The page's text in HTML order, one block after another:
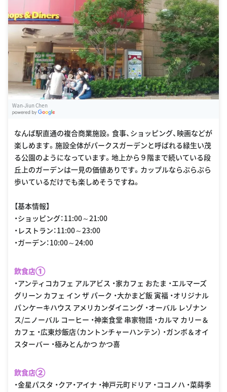
Wan-Jiun Chen
なんば駅直通の複合商業施設。食事、ショッピング、映画などが
楽しめます。施設全体がパークスガーデンと呼ばれる緑生い茂
る公園のようになっています。地上から９階まで続いている段
丘上のガーデンは一見の価値ありです。カップルならぷらぷら
歩いているだけでも楽しめそうですね。
【基本情報】
・ショッピング：11:00～21:00
・レストラン：11:00～23:00
・ガーデン：10:00～24:00
飲食店①
・アンティコカフェ アルアビス ・家カフェ おたま ・エルマーズ
グリーン カフェ イン ザ パーク ・大かまど飯 寅福 ・オリジナル
パンケーキハウス アメリカンダイニング ・オーバル レゾナン
ス/ニノーバル コーヒー ・神楽食堂 串家物語 ・カルマ カリー＆
カフェ ・広東炒飯店（カントンチャーハンテン） ・ガンボ＆オイ
スターバー ・極みとんかつ かつ喜
飲食店②
・金星パスタ ・クア・アイナ ・神戸元町ドリア ・ココノハ ・菜蒔季